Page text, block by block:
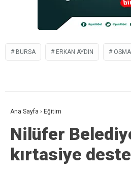
BURSA ERKAN AYDIN
Ana Sayfa › Eğitim
Nilüfer
kırtasiye